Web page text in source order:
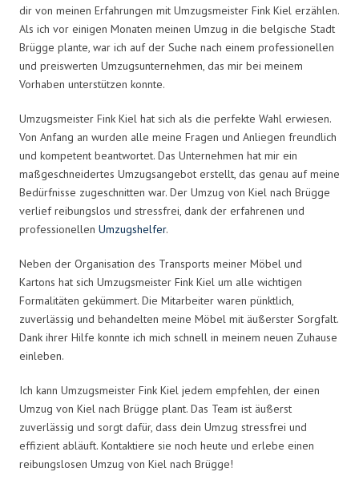
dir von meinen Erfahrungen mit Umzugsmeister Fink Kiel erzählen.
Als ich vor einigen Monaten meinen Umzug in die belgische Stadt
Brügge plante, war ich auf der Suche nach einem professionellen
und preiswerten Umzugsunternehmen, das mir bei meinem
Vorhaben unterstützen konnte.
Umzugsmeister Fink Kiel hat sich als die perfekte Wahl erwiesen.
Von Anfang an wurden alle meine Fragen und Anliegen freundlich
und kompetent beantwortet. Das Unternehmen hat mir ein
maßgeschneidertes Umzugsangebot erstellt, das genau auf meine
Bedürfnisse zugeschnitten war. Der Umzug von Kiel nach Brügge
verlief reibungslos und stressfrei, dank der erfahrenen und
professionellen Umzugshelfer.
Neben der Organisation des Transports meiner Möbel und
Kartons hat sich Umzugsmeister Fink Kiel um alle wichtigen
Formalitäten gekümmert. Die Mitarbeiter waren pünktlich,
zuverlässig und behandelten meine Möbel mit äußerster Sorgfalt.
Dank ihrer Hilfe konnte ich mich schnell in meinem neuen Zuhause
einleben.
Ich kann Umzugsmeister Fink Kiel jedem empfehlen, der einen
Umzug von Kiel nach Brügge plant. Das Team ist äußerst
zuverlässig und sorgt dafür, dass dein Umzug stressfrei und
effizient abläuft. Kontaktiere sie noch heute und erlebe einen
reibungslosen Umzug von Kiel nach Brügge!